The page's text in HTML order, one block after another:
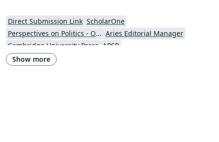
Direct Submission Link ScholarOne
Perspectives on Politics - Official Aries Editorial Manager
Cambridge University Press APSR
Nagoya Mathematical Journal
Show more